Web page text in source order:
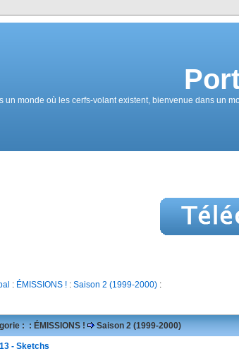
un monde où les cerfs-volant existent, bienvenue dans un
: ÉMISSIONS ! : Saison 2 (1999-2000) :
: : ÉMISSIONS ! Saison 2 (1999-2000)
- Sketchs